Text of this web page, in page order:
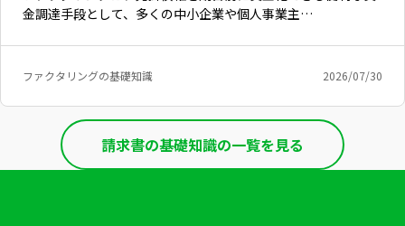
金調達手段として、多くの中小企業や個人事業主…
ファクタリングの基礎知識 2026/07/30
請求書の基礎知識の一覧を見る